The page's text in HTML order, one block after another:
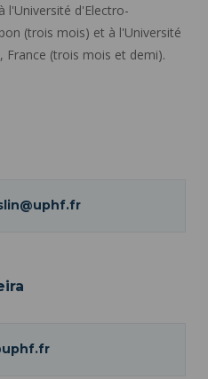
l'Université d'Electro-
(trois mois) et à l'Université
France (trois mois et demi).